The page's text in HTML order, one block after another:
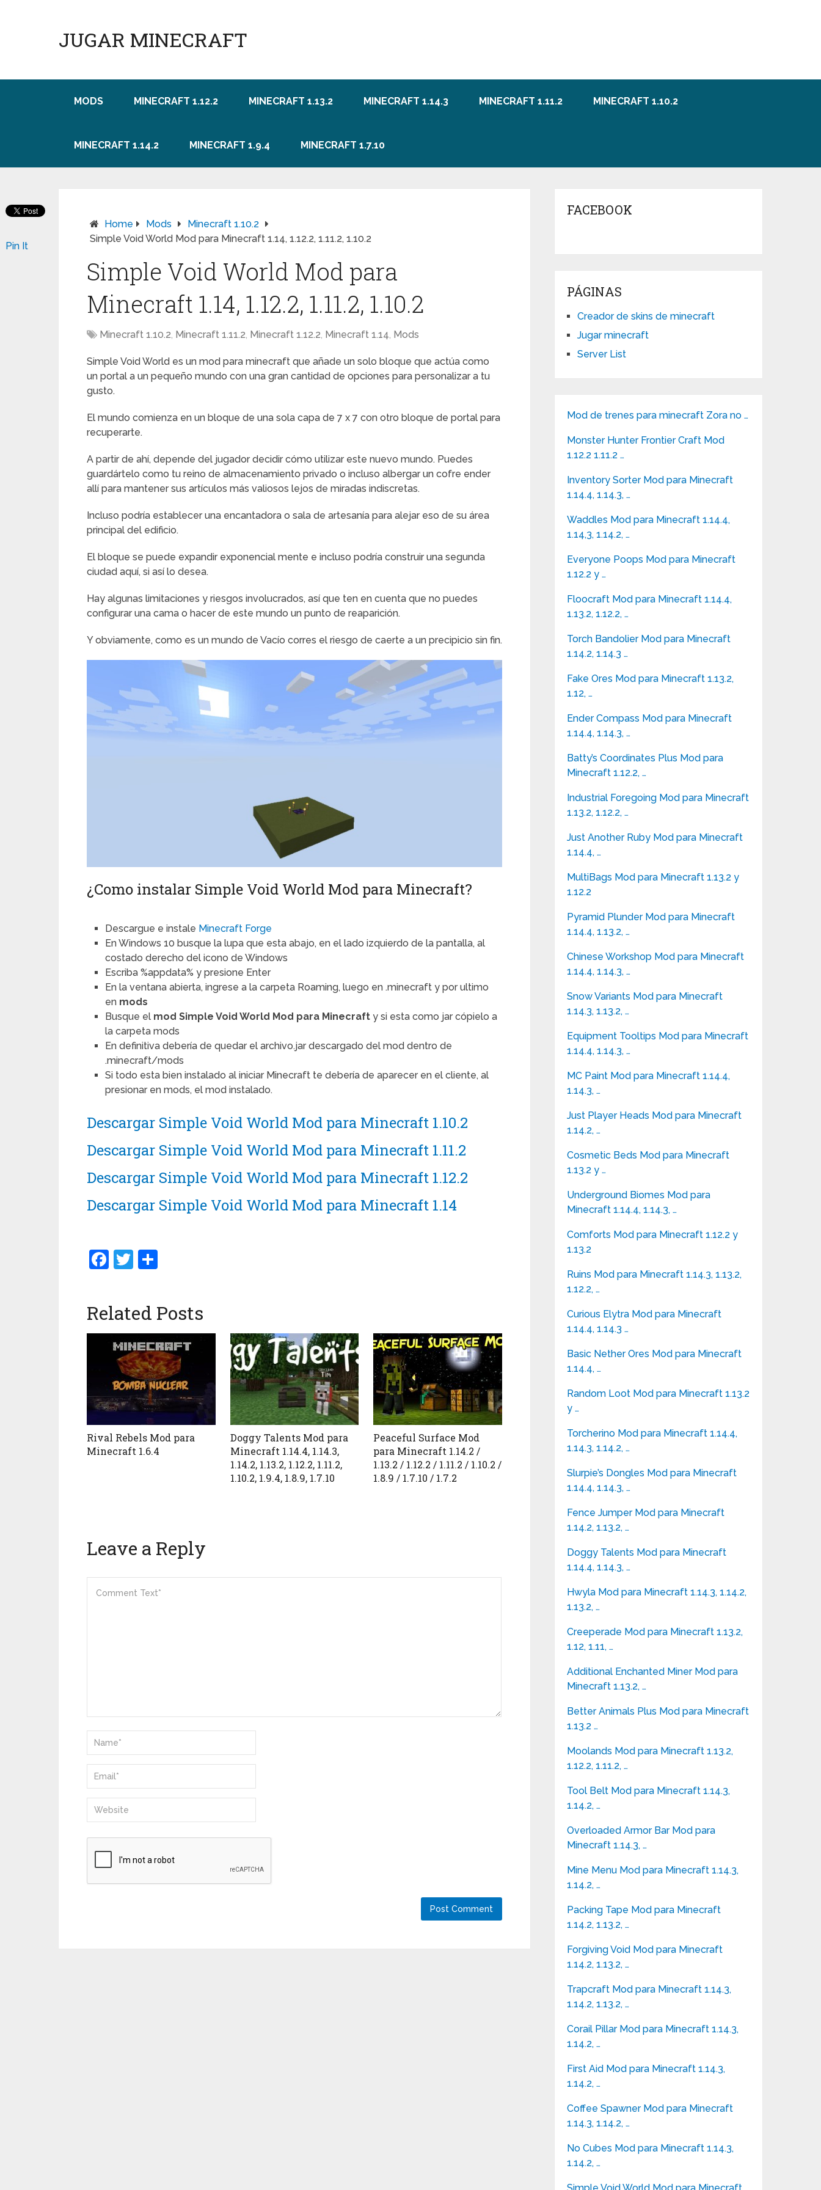
JUGAR MINECRAFT
MODS MINECRAFT 1.12.2 MINECRAFT 1.13.2 MINECRAFT 1.14.3 MINECRAFT 1.11.2 MINECRAFT 1.10.2
MINECRAFT 1.14.2 MINECRAFT 1.9.4 MINECRAFT 1.7.10
Home Mods
Minecraft 1.10.2
Simple Void World Mod para Minecraft 1.14, 1.12.2, 1.11.2, 1.10.2
Simple Void World Mod para
Minecraft 1.14, 1.12.2, 1.11.2, 1.10.2
Minecraft 1.10.2, Minecraft 1.11.2, Minecraft 1.12.2, Minecraft 1.14, Mods
Simple Void World es un mod para minecraft que añade un solo bloque que actúa como
un portal a un pequeño mundo con una gran cantidad de opciones para personalizar a tu
gusto.
El mundo comienza en un bloque de una sola capa de 7 x 7 con otro bloque de portal para
recuperarte.
A partir de ahí, depende del jugador decidir cómo utilizar este nuevo mundo. Puedes
guardártelo como tu reino de almacenamiento privado o incluso albergar un cofre ender
allí para mantener sus artículos más valiosos lejos de miradas indiscretas.
Incluso podría establecer una encantadora o sala de artesanía para alejar eso de su área
principal del edificio.
El bloque se puede expandir exponencial mente e incluso podría construir una segunda
ciudad aquí, si así lo desea.
Hay algunas limitaciones y riesgos involucrados, así que ten en cuenta que no puedes
configurar una cama o hacer de este mundo un punto de reaparición.
Y obviamente, como es un mundo de Vacío corres el riesgo de caerte a un precipicio sin fin.
¿Como instalar Simple Void World Mod para Minecraft?
Descargue e instale Minecraft Forge
En Windows 10 busque la lupa que esta abajo, en el lado izquierdo de la pantalla, al
costado derecho del icono de Windows
Escriba %appdata% y presione Enter
En la ventana abierta, ingrese a la carpeta Roaming, luego en .minecraft y por ultimo
en mods
Busque el mod Simple Void World Mod para Minecraft y si esta como jar cópielo a
la carpeta mods
En definitiva debería de quedar el archivo.jar descargado del mod dentro de
.minecraft/mods
Si todo esta bien instalado al iniciar Minecraft te debería de aparecer en el cliente, al
presionar en mods, el mod instalado.
Descargar Simple Void World Mod para Minecraft 1.10.2
Descargar Simple Void World Mod para Minecraft 1.11.2
Descargar Simple Void World Mod para Minecraft 1.12.2
Descargar Simple Void World Mod para Minecraft 1.14
Facebook
Twitter
Pin It
Related Posts
Rival Rebels Mod para
Minecraft 1.6.4
Doggy Talents Mod para
Minecraft 1.14.4, 1.14.3,
1.14.2, 1.13.2, 1.12.2, 1.11.2,
1.10.2, 1.9.4, 1.8.9, 1.7.10
Peaceful Surface Mod
para Minecraft 1.14.2 /
1.13.2 / 1.12.2 / 1.11.2 / 1.10.2 /
1.8.9 / 1.7.10 / 1.7.2
Leave a Reply
FACEBOOK
PÁGINAS
Creador de skins de minecraft
Jugar minecraft
Server List
Mod de trenes para minecraft Zora no …
Monster Hunter Frontier Craft Mod
1.12.2 1.11.2 …
Inventory Sorter Mod para Minecraft
1.14.4, 1.14.3, …
Waddles Mod para Minecraft 1.14.4,
1.14,3, 1.14.2, …
Everyone Poops Mod para Minecraft
1.12.2 y …
Floocraft Mod para Minecraft 1.14.4,
1.13.2, 1.12.2, …
Torch Bandolier Mod para Minecraft
1.14.2, 1.14.3 …
Fake Ores Mod para Minecraft 1.13.2,
1.12, …
Ender Compass Mod para Minecraft
1.14.4, 1.14.3, …
Batty’s Coordinates Plus Mod para
Minecraft 1.12.2, …
Industrial Foregoing Mod para Minecraft
1.13.2, 1.12.2, …
Just Another Ruby Mod para Minecraft
1.14.4, …
MultiBags Mod para Minecraft 1.13.2 y
1.12.2
Pyramid Plunder Mod para Minecraft
1.14.4, 1.13.2, …
Chinese Workshop Mod para Minecraft
1.14.4, 1.14.3, …
Snow Variants Mod para Minecraft
1.14.3, 1.13.2, …
Equipment Tooltips Mod para Minecraft
1.14.4, 1.14.3, …
MC Paint Mod para Minecraft 1.14.4,
1.14.3, …
Just Player Heads Mod para Minecraft
1.14.2, …
Cosmetic Beds Mod para Minecraft
1.13.2 y …
Underground Biomes Mod para
Minecraft 1.14.4, 1.14.3, …
Comforts Mod para Minecraft 1.12.2 y
1.13.2
Ruins Mod para Minecraft 1.14.3, 1.13.2,
1.12.2, …
Curious Elytra Mod para Minecraft
1.14.4, 1.14.3 …
Basic Nether Ores Mod para Minecraft
1.14.4, …
Random Loot Mod para Minecraft 1.13.2
y …
Torcherino Mod para Minecraft 1.14.4,
1.14.3, 1.14.2, …
Slurpie’s Dongles Mod para Minecraft
1.14.4, 1.14.3, …
Fence Jumper Mod para Minecraft
1.14.2, 1.13.2, …
Doggy Talents Mod para Minecraft
1.14.4, 1.14.3, …
Hwyla Mod para Minecraft 1.14.3, 1.14.2,
1.13.2, …
Creeperade Mod para Minecraft 1.13.2,
1.12, 1.11, …
Additional Enchanted Miner Mod para
Minecraft 1.13.2, …
Better Animals Plus Mod para Minecraft
1.13.2 …
Moolands Mod para Minecraft 1.13.2,
1.12.2, 1.11.2, …
Tool Belt Mod para Minecraft 1.14.3,
1.14.2, …
Overloaded Armor Bar Mod para
Minecraft 1.14.3, …
Mine Menu Mod para Minecraft 1.14.3,
1.14.2, …
Packing Tape Mod para Minecraft
1.14.2, 1.13.2, …
Forgiving Void Mod para Minecraft
1.14.2, 1.13.2, …
Trapcraft Mod para Minecraft 1.14.3,
1.14.2, 1.13.2, …
Corail Pillar Mod para Minecraft 1.14.3,
1.14.2, …
First Aid Mod para Minecraft 1.14.3,
1.14.2, …
Coffee Spawner Mod para Minecraft
1.14.3, 1.14.2, …
No Cubes Mod para Minecraft 1.14.3,
1.14.2, …